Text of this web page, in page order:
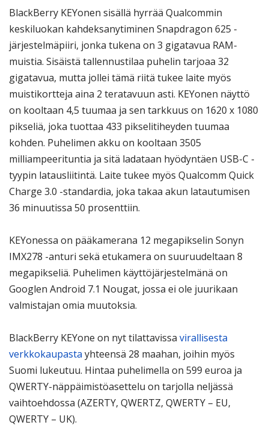
BlackBerry KEYonen sisällä hyrrää Qualcommin
keskiluokan kahdeksanytiminen Snapdragon 625 -
järjestelmäpiiri, jonka tukena on 3 gigatavua RAM-
muistia. Sisäistä tallennustilaa puhelin tarjoaa 32
gigatavua, mutta jollei tämä riitä tukee laite myös
muistikortteja aina 2 teratavuun asti. KEYonen näyttö
on kooltaan 4,5 tuumaa ja sen tarkkuus on 1620 x 1080
pikseliä, joka tuottaa 433 pikselitiheyden tuumaa
kohden. Puhelimen akku on kooltaan 3505
milliampeerituntia ja sitä ladataan hyödyntäen USB-C -
tyypin latausliitintä. Laite tukee myös Qualcomm Quick
Charge 3.0 -standardia, joka takaa akun latautumisen
36 minuutissa 50 prosenttiin.
KEYonessa on pääkamerana 12 megapikselin Sonyn
IMX278 -anturi sekä etukamera on suuruudeltaan 8
megapikseliä. Puhelimen käyttöjärjestelmänä on
Googlen Android 7.1 Nougat, jossa ei ole juurikaan
valmistajan omia muutoksia.
BlackBerry KEYone on nyt tilattavissa virallisesta
verkkokaupasta yhteensä 28 maahan, joihin myös
Suomi lukeutuu. Hintaa puhelimella on 599 euroa ja
QWERTY-näppäimistöasettelu on tarjolla neljässä
vaihtoehdossa (AZERTY, QWERTZ, QWERTY – EU,
QWERTY – UK).